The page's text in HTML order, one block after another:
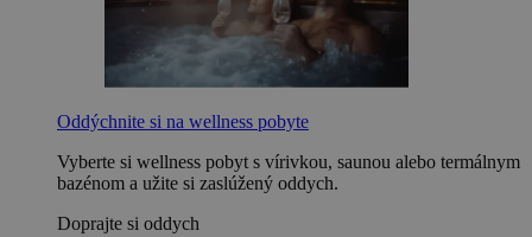
Oddýchnite si na wellness pobyte
Vyberte si wellness pobyt s vírivkou, saunou alebo termálnym
bazénom a užite si zaslúžený oddych.
Doprajte si oddych